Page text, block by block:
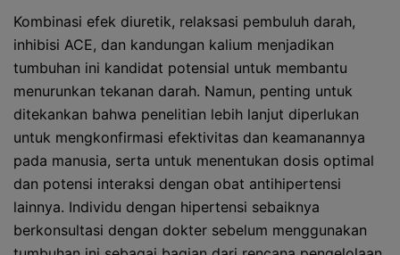
Kombinasi efek diuretik, relaksasi pembuluh darah,
inhibisi ACE, dan kandungan kalium menjadikan
tumbuhan ini kandidat potensial untuk membantu
menurunkan tekanan darah. Namun, penting untuk
ditekankan bahwa penelitian lebih lanjut diperlukan
untuk mengkonfirmasi efektivitas dan keamanannya
pada manusia, serta untuk menentukan dosis optimal
dan potensi interaksi dengan obat antihipertensi
lainnya. Individu dengan hipertensi sebaiknya
berkonsultasi dengan dokter sebelum menggunakan